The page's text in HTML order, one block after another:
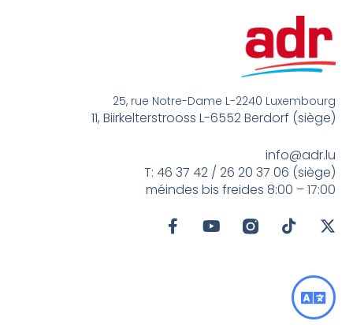
25, rue Notre-Dame L-2240 Luxembourg
11, Biirkelterstrooss L-6552 Berdorf (siège)
info@adr.lu
T: 46 37 42 / 26 20 37 06 (siège)
méindes bis freides 8:00 – 17:00